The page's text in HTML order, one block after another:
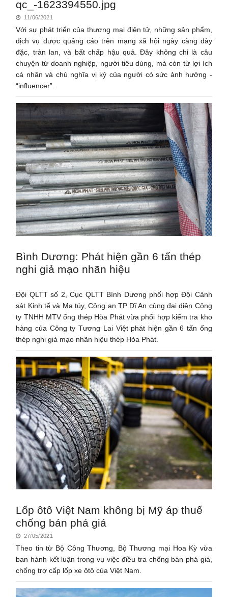
qc_-1623394550.jpg
11/06/2021
Với sự phát triển của thương mại điện tử, những sản phẩm,
dịch vụ được quảng cáo trên mạng xã hội ngày càng dày
đặc, tràn lan, và bất chấp hậu quả. Đây không chỉ là câu
chuyện từ doanh nghiệp, người tiêu dùng, mà còn từ lợi ích
cá nhân và chủ nghĩa vị kỷ của người có sức ảnh hưởng -
“influencer”.
Bình Dương: Phát hiện gần 6 tấn thép
nghi giả mạo nhãn hiệu
Đội QLTT số 2, Cục QLTT Bình Dương phối hợp Đội Cảnh
sát Kinh tế và Ma túy, Công an TP Dĩ An cùng đại diện Công
ty TNHH MTV ống thép Hòa Phát vừa phối hợp kiểm tra kho
hàng của Công ty Tương Lai Việt phát hiện gần 6 tấn ống
thép nghi giả mạo nhãn hiệu thép Hòa Phát.
Lốp ôtô Việt Nam không bị Mỹ áp thuế
chống bán phá giá
27/05/2021
Theo tin từ Bộ Công Thương, Bộ Thương mại Hoa Kỳ vừa
ban hành kết luận trong vụ việc điều tra chống bán phá giá,
chống trợ cấp lốp xe ôtô của Việt Nam.